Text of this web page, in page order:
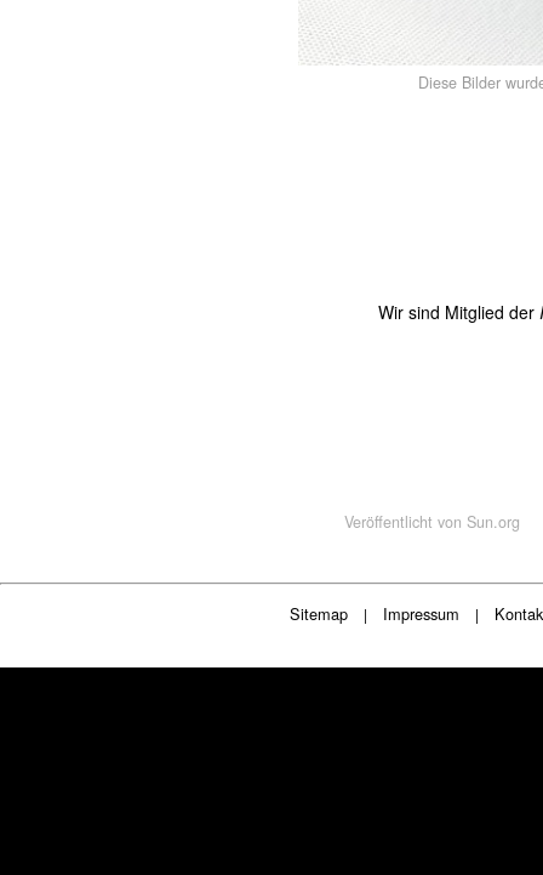
Diese Bilder
Wir sind Mitglied der
Veröffentlicht von Sun.org
Sitemap | Impressum |